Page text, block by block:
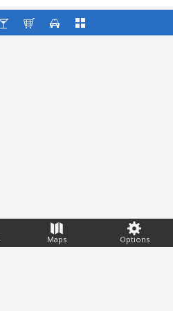
Maps Options
Feedback